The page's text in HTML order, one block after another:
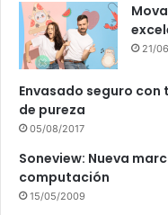
21/
Envasado seguro
de pureza
05/08/2017
Soneview: Nueva
computación
15/05/2009